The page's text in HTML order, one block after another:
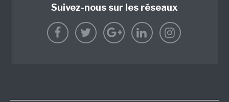
Suivez-nous sur les réseaux